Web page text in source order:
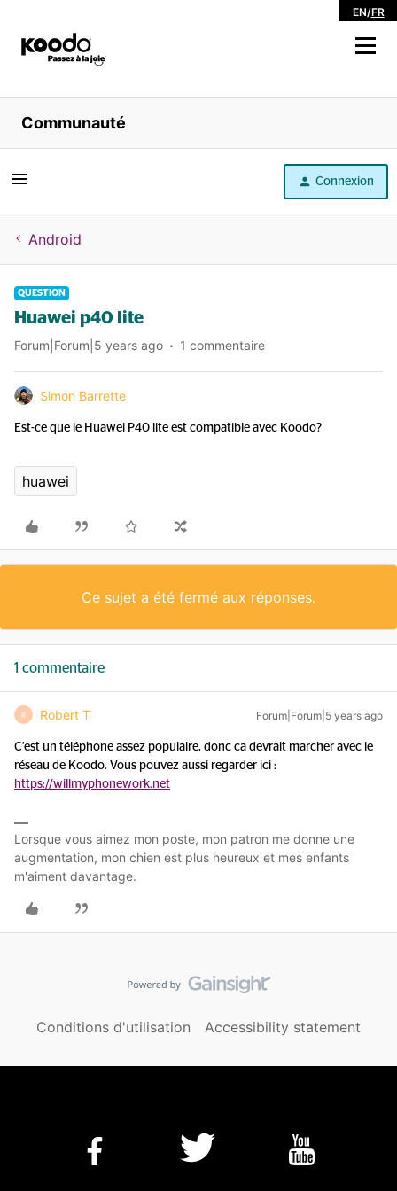
EN/FR
Magasiner
Libre service
Aide
Communauté
Connexion
Android
QUESTION
Huawei p40 lite
Forum|Forum|5 years ago 1 commentaire
Simon Barrette
Est-ce que le Huawei P40 lite est compatible avec Koodo?
huawei
Ce sujet a été fermé aux réponses.
1 commentaire
R Robert T Forum|Forum|5 years ago
C’est un téléphone assez populaire, donc ca devrait marcher avec le
réseau de Koodo. Vous pouvez aussi regarder ici :
https://willmyphonework.net
Lorsque vous aimez mon poste, mon patron me donne une
augmentation, mon chien est plus heureux et mes enfants
m'aiment davantage.
Conditions d'utilisation Accessibility statement